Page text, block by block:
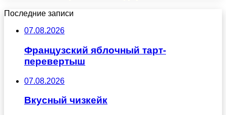
Последние записи
07.08.2026
Французский яблочный тарт-
перевертыш
07.08.2026
Вкусный чизкейк